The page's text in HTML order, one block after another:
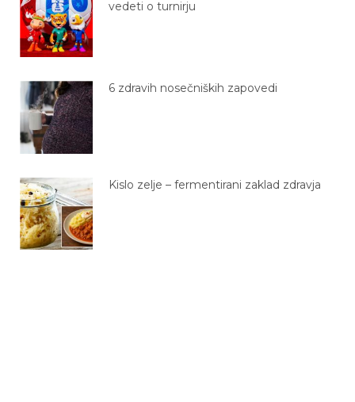
vedeti o turnirju
6 zdravih nosečniških zapovedi
Kislo zelje – fermentirani zaklad zdravja